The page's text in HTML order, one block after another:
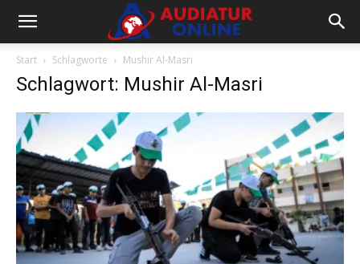
Start Schlagworte Mushir Al-Masri
Schlagwort: Mushir Al-Masri